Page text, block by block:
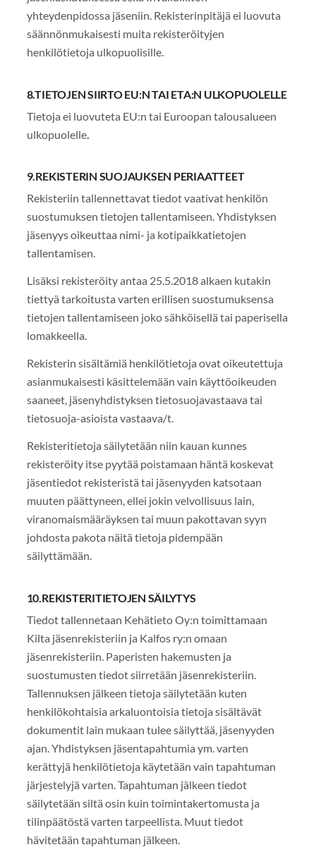
yhteydenpidossa jäseniin. Rekisterinpitäjä ei luovuta
säännönmukaisesti muita rekisteröityjen
henkilötietoja ulkopuolisille.
8.TIETOJEN SIIRTO EU:N TAI ETA:N ULKOPUOLELLE
Tietoja ei luovuteta EU:n tai Euroopan talousalueen
ulkopuolelle.
9.REKISTERIN SUOJAUKSEN PERIAATTEET
Rekisteriin tallennettavat tiedot vaativat henkilön
suostumuksen tietojen tallentamiseen. Yhdistyksen
jäsenyys oikeuttaa nimi- ja kotipaikkatietojen
tallentamisen.
Lisäksi rekisteröity antaa 25.5.2018 alkaen kutakin
tiettyä tarkoitusta varten erillisen suostumuksensa
tietojen tallentamiseen joko sähköisellä tai paperisella
lomakkeella.
Rekisterin sisältämiä henkilötietoja ovat oikeutettuja
asianmukaisesti käsittelemään vain käyttöoikeuden
saaneet, jäsenyhdistyksen tietosuojavastaava tai
tietosuoja-asioista vastaava/t.
Rekisteritietoja säilytetään niin kauan kunnes
rekisteröity itse pyytää poistamaan häntä koskevat
jäsentiedot rekisteristä tai jäsenyyden katsotaan
muuten päättyneen, ellei jokin velvollisuus lain,
viranomaismääräyksen tai muun pakottavan syyn
johdosta pakota näitä tietoja pidempään
säilyttämään.
10.REKISTERITIETOJEN SÄILYTYS
Tiedot tallennetaan Kehätieto Oy:n toimittamaan
Kilta jäsenrekisteriin ja Kalfos ry:n omaan
jäsenrekisteriin. Paperisten hakemusten ja
suostumusten tiedot siirretään jäsenrekisteriin.
Tallennuksen jälkeen tietoja säilytetään kuten
henkilökohtaisia arkaluontoisia tietoja sisältävät
dokumentit lain mukaan tulee säilyttää, jäsenyyden
ajan. Yhdistyksen jäsentapahtumia ym. varten
kerättyjä henkilötietoja käytetään vain tapahtuman
järjestelyjä varten. Tapahtuman jälkeen tiedot
säilytetään siltä osin kuin toimintakertomusta ja
tilinpäätöstä varten tarpeellista. Muut tiedot
hävitetään tapahtuman jälkeen.